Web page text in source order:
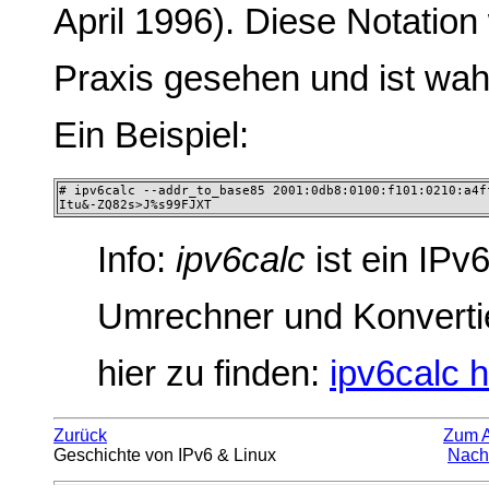
April 1996). Diese
Praxis gesehen und ist
Ein Beispiel:
# ipv6calc --addr_to_base85
Itu&-ZQ82s>J%s99FJXT
Info: ipv6calc ist ein
Umrechner und
hier zu finden: ipv6calc
Zurück
Zum
Geschichte von IPv6 & Linux